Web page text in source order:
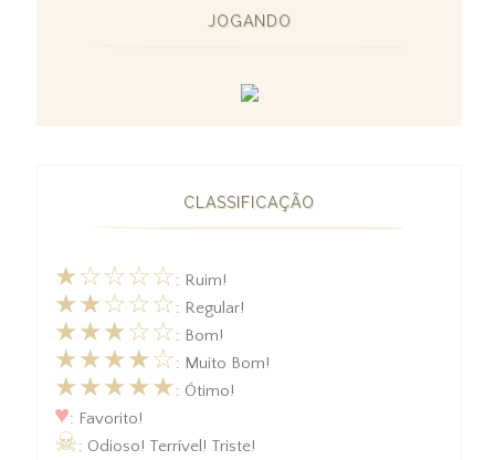
JOGANDO
CLASSIFICAÇÃO
★☆☆☆☆: Ruim!
★★☆☆☆: Regular!
★★★☆☆: Bom!
★★★★☆: Muito Bom!
★★★★★: Ótimo!
♥: Favorito!
☠: Odioso! Terrível! Triste!